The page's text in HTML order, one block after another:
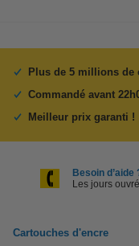
Plus de 5 millions de
Commandé avant
Meilleur prix garanti !
Besoin d’aide
Les jours
Cartouches d'encre